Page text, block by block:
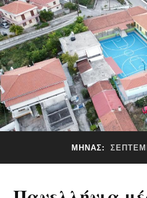
ΜΉΝΑΣ: